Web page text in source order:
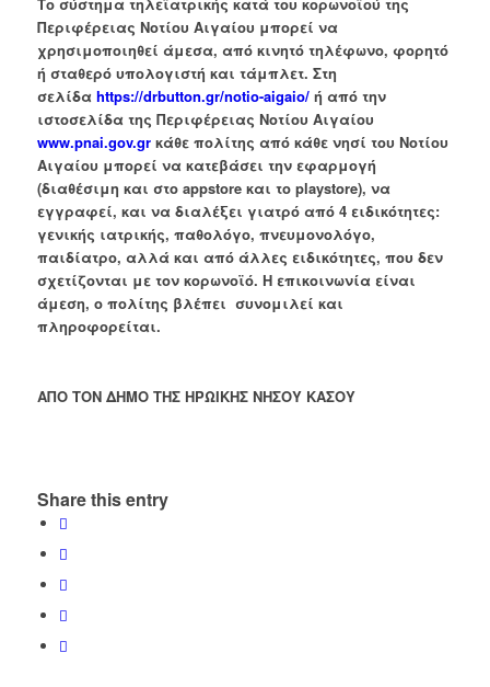
Περιφέρειας Νοτίου Αιγαίου μπορεί να
χρησιμοποιηθεί άμεσα, από κινητό τηλέφωνο, φορητό
ή σταθερό υπολογιστή και τάμπλετ. Στη
σελίδα https://drbutton.gr/notio-aigaio/ή από την
ιστοσελίδα της Περιφέρειας Νοτίου Αιγαίου
www.pnai.gov.grκάθε πολίτης από κάθε νησί του Νοτίου
Αιγαίου μπορεί να κατεβάσει την εφαρμογή
(διαθέσιμη και στο appstore και το playstore), να
εγγραφεί, και να διαλέξει γιατρό από 4 ειδικότητες:
γενικής ιατρικής, παθολόγο, πνευμονολόγο,
παιδίατρο, αλλά και από άλλες ειδικότητες, που δεν
σχετίζονται με τον κορωνοϊό. Η επικοινωνία είναι
άμεση, ο πολίτης βλέπει συνομιλεί και
πληροφορείται.
ΑΠΟ ΤΟΝ ΔΗΜΟ ΤΗΣ ΗΡΩΙΚΗΣ ΝΗΣΟΥ ΚΑΣΟΥ
Share this entry